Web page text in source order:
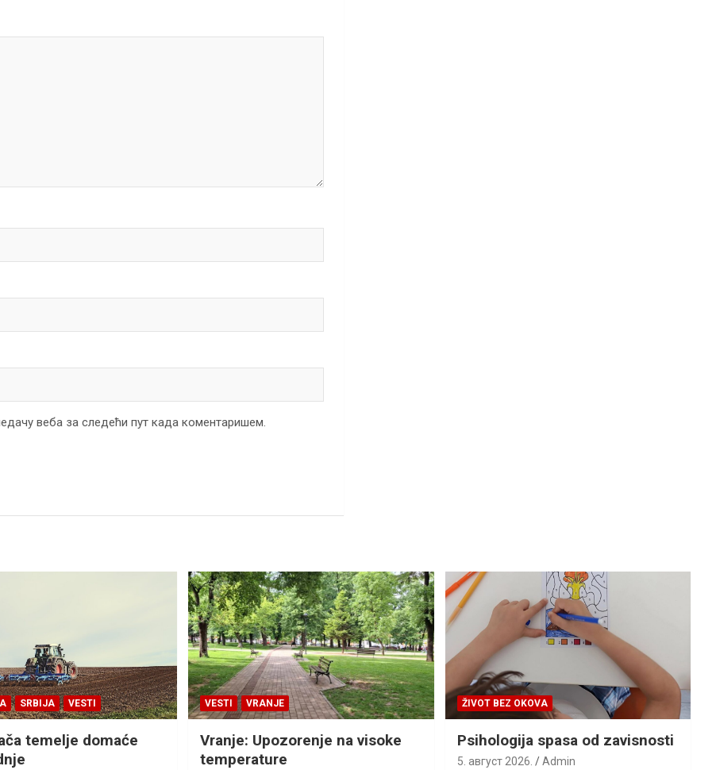
веба за следећи пут када коментаришем.
SRBIJA VESTI
temelje domaće
VESTI VRANJE
Vranje: Upozorenje na visoke
temperature
ŽIVOT BEZ OKOVA
Psihologija spasa od zavisnosti
5. август 2026. Admin